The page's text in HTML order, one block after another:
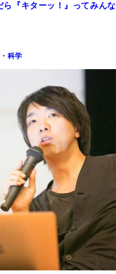
『キターッ！』ってみんな
科学